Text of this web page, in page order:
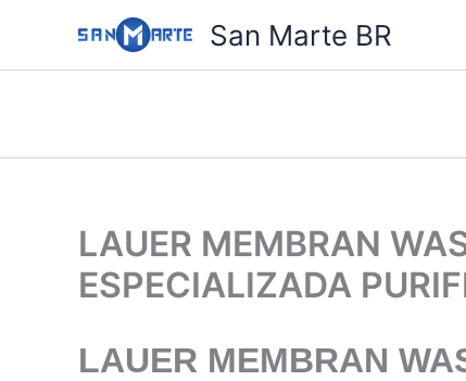
o
San Marte BR
LAUER MEMBRAN
ESPECIALIZADA
LAUER MEMBRAN